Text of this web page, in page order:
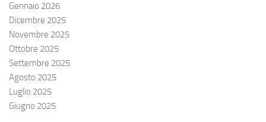
Gennaio 2026
Dicembre 2025
Novembre 2025
Ottobre 2025
Settembre 2025
Agosto 2025
Luglio 2025
Giugno 2025